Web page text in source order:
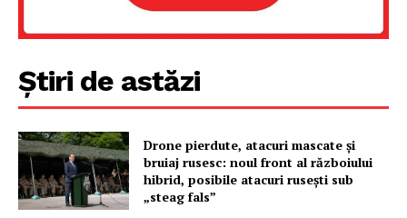
Un proiect
FREEDOM HOUSE ROMÂNIA
Știri de astăzi
Drone pierdute, atacuri mascate și
bruiaj rusesc: noul front al războiului
hibrid, posibile atacuri rusești sub
„steag fals”